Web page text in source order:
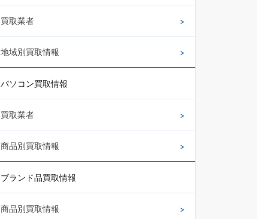
買取業者
地域別買取情報
パソコン買取情報
買取業者
商品別買取情報
ブランド品買取情報
商品別買取情報